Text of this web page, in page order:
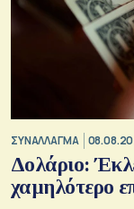
ΣΥΝΑΛΛΑΓΜΑ
Δολάριο:
χαμηλότερο